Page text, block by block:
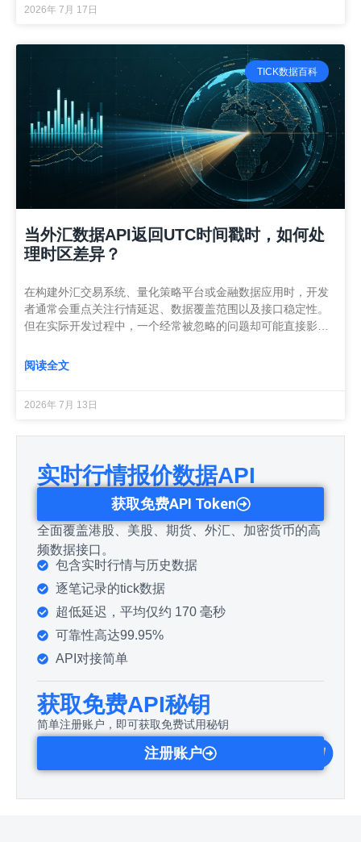
实时行情报价数据API
获取免费API Token
全面覆盖港股、美股、期货、外汇、加密货币的高
频数据接口。
包含实时行情与历史数据
逐笔记录的tick数据
超低延迟，平均仅约 170 毫秒
可靠性高达99.95%
API对接简单
获取免费API秘钥
简单注册账户，即可获取免费试用秘钥
注册账户
2026年 7月 17日
TICK数据百科
当外汇数据API返回UTC时间戳时，如何处
理时区差异？
在构建外汇交易系统、量化策略平台或金融数据应用时，开发
者通常会重点关注行情延迟、数据覆盖范围以及接口稳定性。
但在实际开发过程中，一个经常被忽略的问题却可能直接影…
阅读全文
2026年 7月 13日